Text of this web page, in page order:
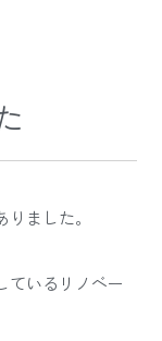
ました。
ているリノベー